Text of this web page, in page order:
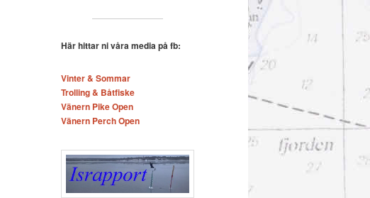
Här hittar ni våra media på fb:
Vinter & Sommar
Trolling & Båtfiske
Vänern Pike Open
Vänern Perch Open